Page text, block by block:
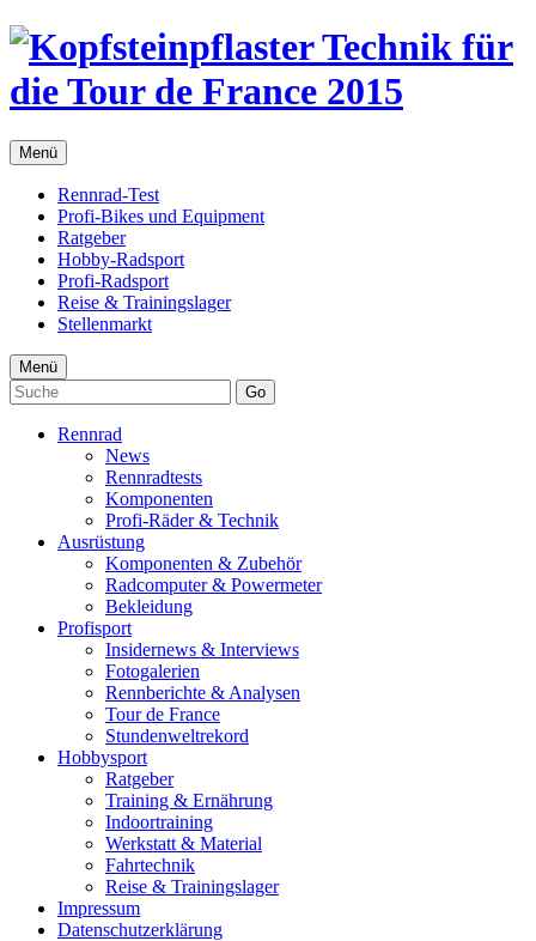
Menü
Rennrad-Test
Profi-Bikes und Equipment
Ratgeber
Hobby-Radsport
Profi-Radsport
Reise & Trainingslager
Stellenmarkt
Menü
Go
Rennrad
News
Rennradtests
Komponenten
Profi-Räder & Technik
Ausrüstung
Komponenten & Zubehör
Radcomputer & Powermeter
Bekleidung
Profisport
Insidernews & Interviews
Fotogalerien
Rennberichte & Analysen
Tour de France
Stundenweltrekord
Hobbysport
Ratgeber
Training & Ernährung
Indoortraining
Werkstatt & Material
Fahrtechnik
Reise & Trainingslager
Impressum
Datenschutzerklärung